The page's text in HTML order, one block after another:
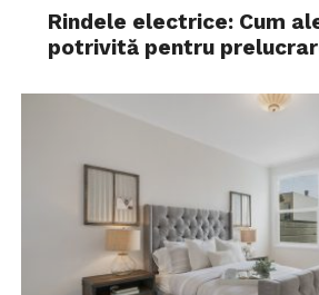
Rindele electrice: Cum
potrivită pentru